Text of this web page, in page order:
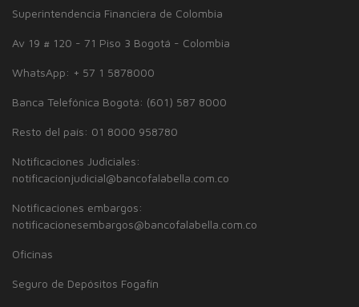
Superintendencia Financiera de Colombia
Av 19 # 120 - 71 Piso 3 Bogotá - Colombia
WhatsApp: + 57 1 5878000
Banca Telefónica Bogotá: (601) 587 8000
Resto del país: 01 8000 958780
Notificaciones Judiciales:
notificacionjudicial@bancofalabella.com.co
Notificaciones embargos:
notificacionesembargos@bancofalabella.com.co
Oficinas
Seguro de Depósitos Fogafín